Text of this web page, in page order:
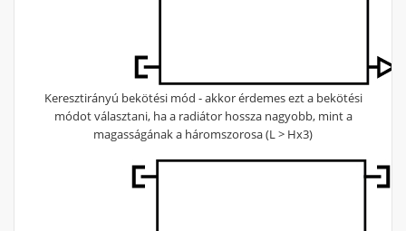
Keresztirányú bekötési mód - akkor érdemes ezt a bekötési
módot választani, ha a radiátor hossza nagyobb, mint a
magasságának a háromszorosa (L > Hx3)